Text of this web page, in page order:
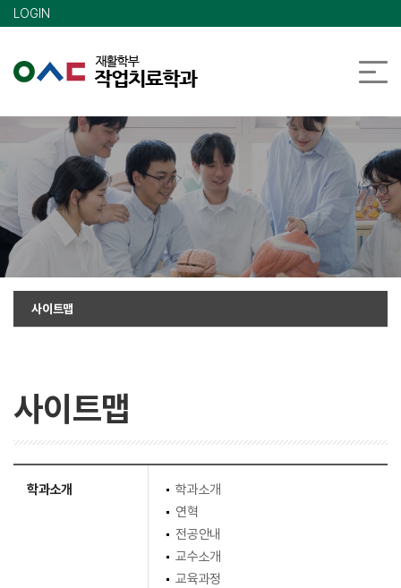
LOGIN
사이트맵
사이트맵
학과소개
학과소개
연혁
전공안내
교수소개
교육과정